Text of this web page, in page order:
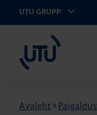
UTU GRUPP
Avaleht >